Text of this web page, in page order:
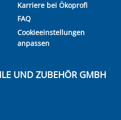
Karriere bei Ökoprofi
FAQ
Cookieeinstellungen
anpassen
UND ZUBEHÖR GMBH